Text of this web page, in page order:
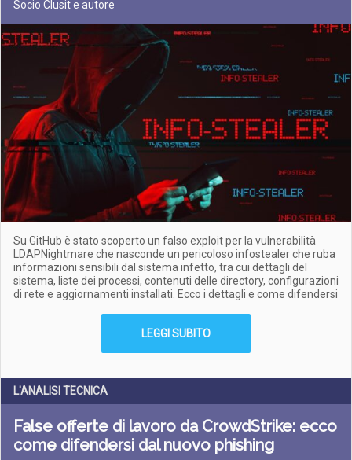
Socio Clusit e autore
Su GitHub è stato scoperto un falso exploit per la vulnerabilità
LDAPNightmare che nasconde un pericoloso infostealer che ruba
informazioni sensibili dal sistema infetto, tra cui dettagli del
sistema, liste dei processi, contenuti delle directory, configurazioni
di rete e aggiornamenti installati. Ecco i dettagli e come difendersi
LEGGI SUBITO
L'ANALISI TECNICA
False offerte di lavoro da CrowdStrike: ecco
come difendersi dal nuovo phishing